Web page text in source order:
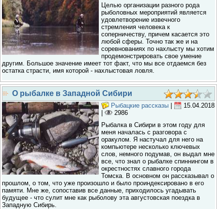
Целью организации разного рода
рыболовных мероприятий является
удовлетворение извечного
стремления человека к
соперничеству, причем касается это
любой сферы. Точно так же и на
соревнованиях по нахлысту мы хотим
продемонстрировать свое умение
другим. Большое значение имеет тот факт, что мы все отдаемся без
остатка страсти, имя которой - нахлыстовая ловля.
О рыбалке в Западной Сибири
Рыбацкие рассказы
15.04.2018
2986
Рыбалка в Сибири в этом году для
меня началась с разговора с
оракулом. Я настучал для него на
компьютере несколько ключевых
слов, немного подумав, он выдал мне
все, что знал о рыбалке спиннингом в
окрестностях славного города
Томска. В основном он рассказывал о
прошлом, о том, что уже произошло и было проиндексировано в его
памяти. Мне же, сопоставив все данные, приходилось угадывать
будущее - что сулит мне как рыболову эта августовская поездка в
Западную Сибирь.